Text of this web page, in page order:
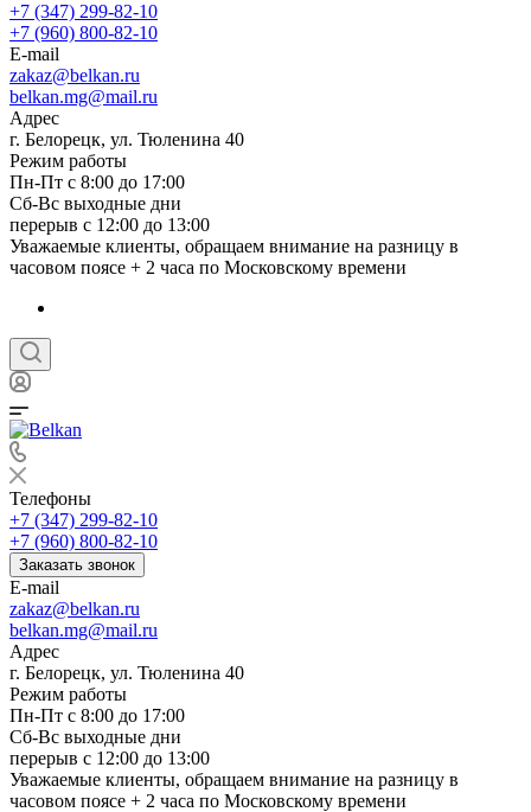
+7 (347) 299-82-10
+7 (960) 800-82-10
E-mail
zakaz@belkan.ru
belkan.mg@mail.ru
Адрес
г. Белорецк, ул. Тюленина 40
Режим работы
Пн-Пт с 8:00 до 17:00
Сб-Вс выходные дни
перерыв с 12:00 до 13:00
Уважаемые клиенты, обращаем внимание на разницу в
часовом поясе + 2 часа по Московскому времени
Телефоны
+7 (347) 299-82-10
+7 (960) 800-82-10
Заказать звонок
E-mail
zakaz@belkan.ru
belkan.mg@mail.ru
Адрес
г. Белорецк, ул. Тюленина 40
Режим работы
Пн-Пт с 8:00 до 17:00
Сб-Вс выходные дни
перерыв с 12:00 до 13:00
Уважаемые клиенты, обращаем внимание на разницу в
часовом поясе + 2 часа по Московскому времени